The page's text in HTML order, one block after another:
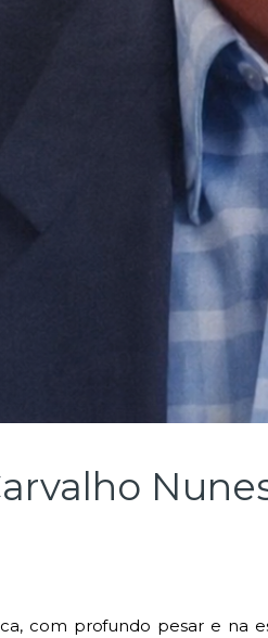
com profundo pesar e na